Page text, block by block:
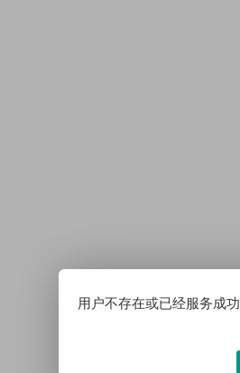
用户不存在或已经服务成功